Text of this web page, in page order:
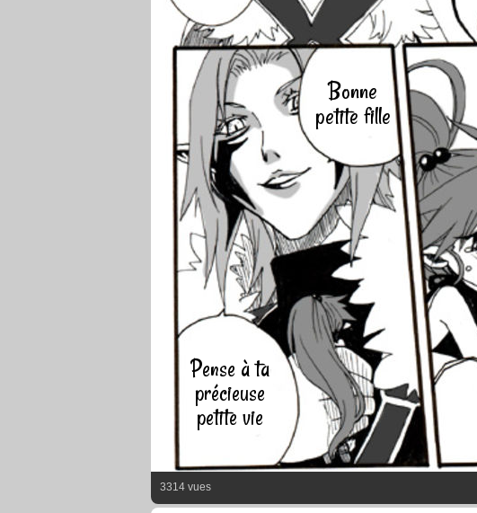
Bonne
petite fille
Pense à ta
précieuse
petite vie
3314 vues